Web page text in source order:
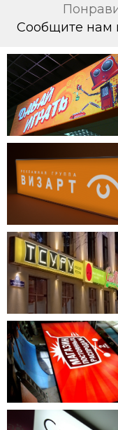
Сообщите нам